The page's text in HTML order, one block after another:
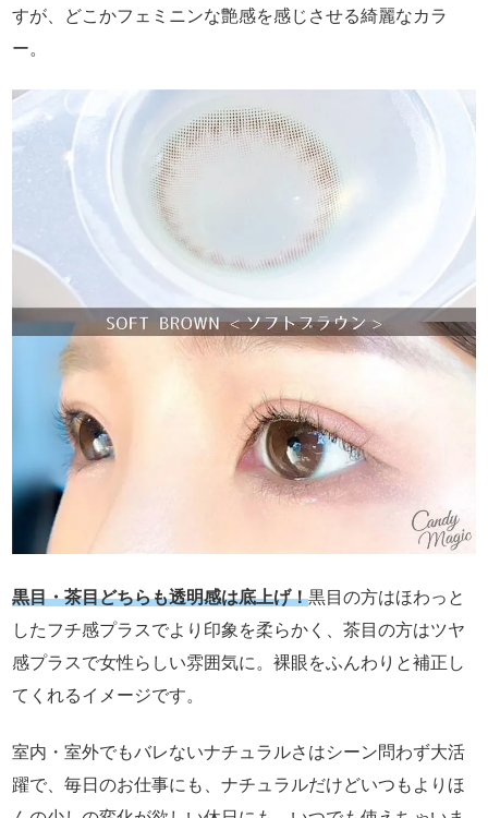
すが、どこかフェミニンな艶感を感じさせる綺麗なカラ
ー。
黒目・茶目どちらも透明感は底上げ！黒目の方はほわっと
したフチ感プラスでより印象を柔らかく、茶目の方はツヤ
感プラスで女性らしい雰囲気に。裸眼をふんわりと補正し
てくれるイメージです。
室内・室外でもバレないナチュラルさはシーン問わず大活
躍で、毎日のお仕事にも、ナチュラルだけどいつもよりほ